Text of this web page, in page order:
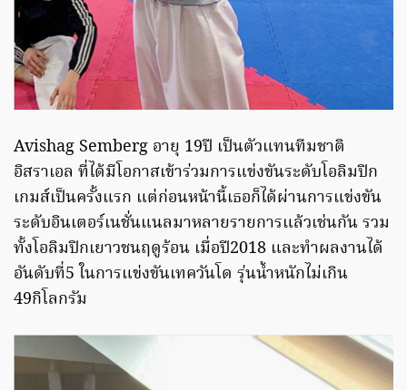
Avishag Semberg อายุ 19ปี เป็นตัวแทนทีมชาติ
อิสราเอล ที่ได้มีโอกาสเข้าร่วมการแข่งขันระดับโอลิมปิก
เกมส์เป็นครั้งแรก แต่ก่อนหน้านี้เธอก็ได้ผ่านการแข่งขัน
ระดับอินเตอร์เนชั่นแนลมาหลายรายการแล้วเช่นกัน รวม
ทั้งโอลิมปิกเยาวชนฤดูร้อน เมื่อปี2018 และทำผลงานได้
อันดับที่5 ในการแข่งขันเทควันโด รุ่นน้ำหนักไม่เกิน
49กิโลกรัม